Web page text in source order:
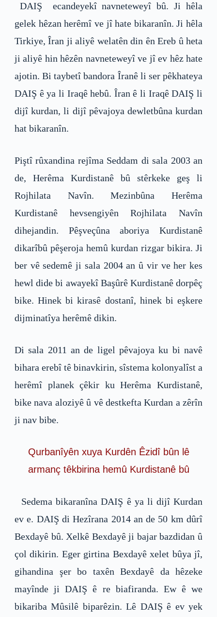
DAIŞ ecandeyekî navneteweyî bû. Ji hêla
gelek hêzan herêmî ve jî hate bikaranîn. Ji hêla
Tirkiye, Îran ji aliyê welatên din ên Ereb û heta
ji aliyê hin hêzên navneteweyî ve jî ev hêz hate
ajotin. Bi taybetî bandora Îranê li ser pêkhateya
DAIŞ ê ya li Iraqê hebû. Îran ê li Iraqê DAIŞ li
dijî kurdan, li dijî pêvajoya dewletbûna kurdan
hat bikaranîn.
Piştî rûxandina rejîma Seddam di sala 2003 an
de, Herêma Kurdistanê bû stêrkeke geş li
Rojhilata Navîn. Mezinbûna Herêma
Kurdistanê hevsengiyên Rojhilata Navîn
dihejandin. Pêşveçûna aboriya Kurdistanê
dikarîbû pêşeroja hemû kurdan rizgar bikira. Ji
ber vê sedemê ji sala 2004 an û vir ve her kes
hewl dide bi awayekî Başûrê Kurdistanê dorpêç
bike. Hinek bi kirasê dostanî, hinek bi eşkere
dijminatîya herêmê dikin.
Di sala 2011 an de ligel pêvajoya ku bi navê
bihara erebî tê binavkirin, sîstema kolonyalîst a
herêmî planek çêkir ku Herêma Kurdistanê,
bike nava aloziyê û vê destkefta Kurdan a zêrîn
ji nav bibe.
Qurbanîyên xuya Kurdên Êzidî bûn lê
armanç têkbirina hemû Kurdistanê bû
Sedema bikaranîna DAIŞ ê ya li dijî Kurdan
ev e. DAIŞ di Hezîrana 2014 an de 50 km dûrî
Bexdayê bû. Xelkê Bexdayê ji bajar bazdidan û
çol dikirin. Eger girtina Bexdayê xelet bûya jî,
gihandina şer bo taxên Bexdayê da hêzeke
mayînde ji DAIŞ ê re biafiranda. Ew ê we
bikariba Mûsilê biparêzin. Lê DAIŞ ê ev yek